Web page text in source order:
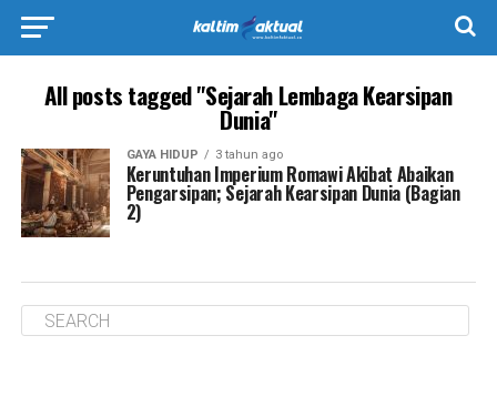
All posts tagged "Sejarah Lembaga Kearsipan
Dunia"
GAYA HIDUP 3 tahun ago
Keruntuhan Imperium Romawi Akibat Abaikan
Pengarsipan; Sejarah Kearsipan Dunia (Bagian
2)